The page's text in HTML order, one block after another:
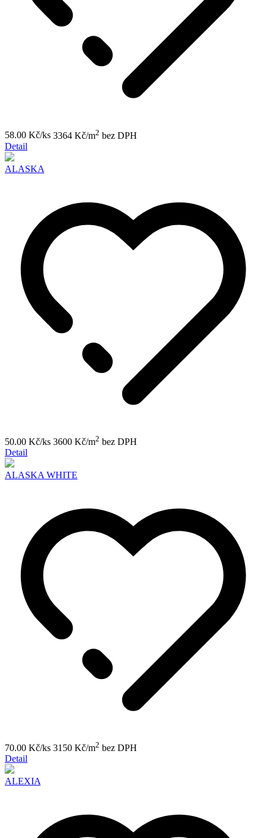
58.00 Kč/ks 3364 Kč/m2 bez DPH
Detail
ALASKA
50.00 Kč/ks 3600 Kč/m2 bez DPH
Detail
ALASKA WHITE
70.00 Kč/ks 3150 Kč/m2 bez DPH
Detail
ALEXIA